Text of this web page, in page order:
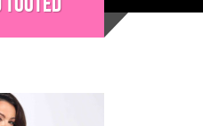
tooted